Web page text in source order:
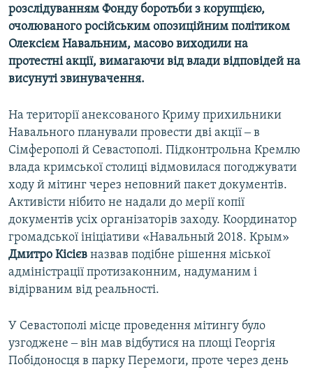
розслідуванням Фонду боротьби з корупцією,
очолюваного російським опозиційним політиком
Олексієм Навальним, масово виходили на
протестні акції, вимагаючи від влади відповідей на
висунуті звинувачення.
На території анексованого Криму прихильники
Навального планували провести дві акції ‒ в
Сімферополі й Севастополі. Підконтрольна Кремлю
влада кримської столиці відмовилася погоджувати
ходу й мітинг через неповний пакет документів.
Активісти нібито не надали до мерії копії
документів усіх організаторів заходу. Координатор
громадської ініціативи «Навальный 2018. Крым»
Дмитро Кісієв назвав подібне рішення міської
адміністрації протизаконним, надуманим і
відірваним від реальності.
У Севастополі місце проведення мітингу було
узгоджене ‒ він мав відбутися на площі Георгія
Побідоносця в парку Перемоги, проте через день